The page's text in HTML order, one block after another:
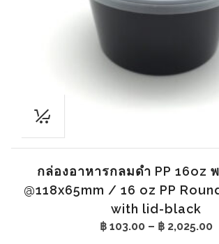
กล่องอาหารกลมดำ PP 16oz
@118x65mm / 16 oz PP
with lid-black
฿ 103.00 – ฿ 2,025.00